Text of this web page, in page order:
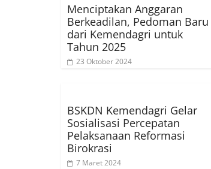
Menciptakan Anggaran
Berkeadilan, Pedoman Baru
dari Kemendagri untuk
Tahun 2025
23 Oktober 2024
BSKDN Kemendagri Gelar
Sosialisasi Percepatan
Pelaksanaan Reformasi
Birokrasi
7 Maret 2024